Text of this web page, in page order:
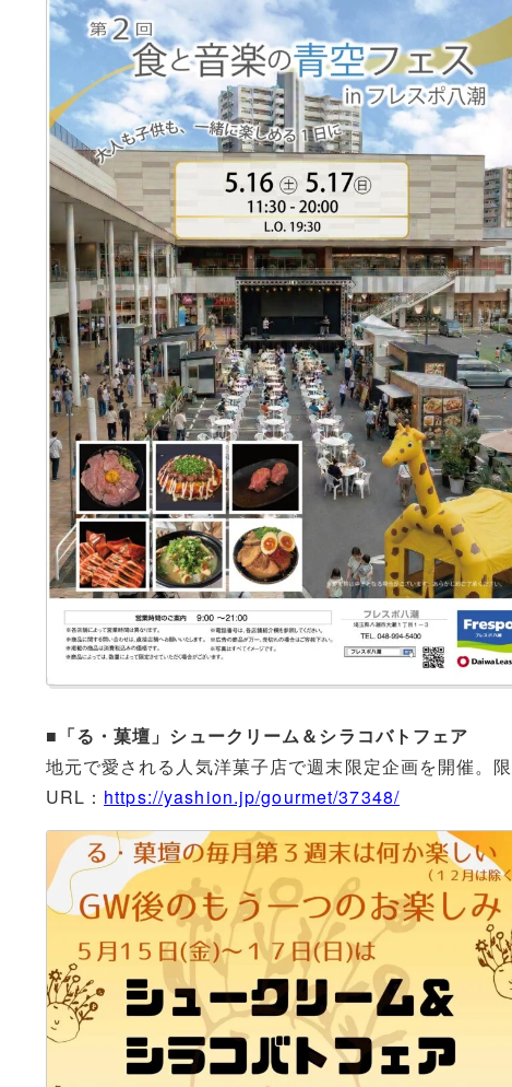
■「る・菓壇」シュークリーム＆シラコバトフェア
地元で愛される人気洋菓子店で週末限定企画を開催。
URL： https://yashion.jp/gourmet/37348/